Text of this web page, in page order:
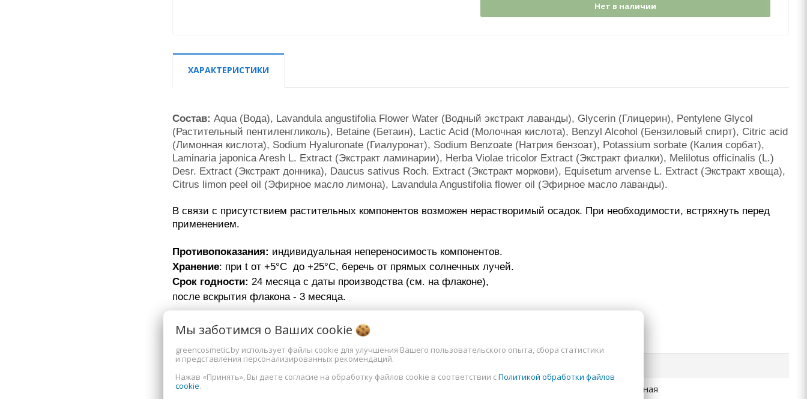
Нет в наличии
ХАРАКТЕРИСТИКИ
Состав: Aqua (Вода), Lavandula angustifolia Flower Water (Водный экстракт лаванды), Glycerin (Глицерин), Pentylene Glycol
(Растительный пентиленгликоль), Betaine (Бетаин), Lactic Acid (Молочная кислота), Benzyl Alcohol (Бензиловый спирт), Citric acid
(Лимонная кислота), Sodium Hyaluronate (Гиалуронат), Sodium Benzoate (Натрия бензоат), Potassium sorbate (Калия сорбат),
Laminaria japonica Aresh L. Extract (Экстракт ламинарии), Herba Violae tricolor Extract (Экстракт фиалки), Melilotus officinalis (L.)
Desr. Extract (Экстракт донника), Daucus sativus Roch. Extract (Экстракт моркови), Equisetum arvense L. Extract (Экстракт хвоща),
Citrus limon peel oil (Эфирное масло лимона), Lavandula Angustifolia flower oil (Эфирное масло лаванды).
В связи с присутствием растительных компонентов возможен нерастворимый осадок. При необходимости, встряхнуть перед
применением.
Противопоказания: индивидуальная непереносимость компонентов.
Хранение: при t от +5°C до +25°C, беречь от прямых солнечных лучей.
Cрок годности: 24 месяца c даты производства (см. на флаконе),
​​​​​​​после вскрытия флакона - 3 месяца.
Дополнительная информация
Тип
Тип кожи
жирная, комбинированная, проблемная
Мы заботимся о Ваших cookie
greencosmetic.by использует файлы cookie для улучшения Вашего пользовательского опыта, сбора статистики
и представления персонализированных рекомендаций.
Нажав «Принять», Вы даете согласие на обработку файлов cookie в соответствии сПолитикой обработки файлов
cookie.